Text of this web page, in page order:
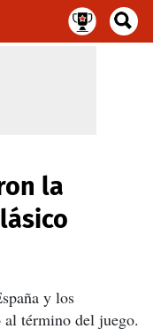
la
y los
al término del juego.